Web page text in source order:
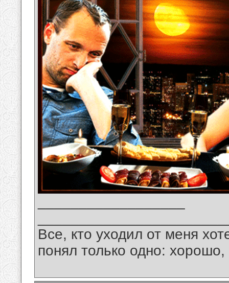
Все, кто уходил от меня
понял только одно: